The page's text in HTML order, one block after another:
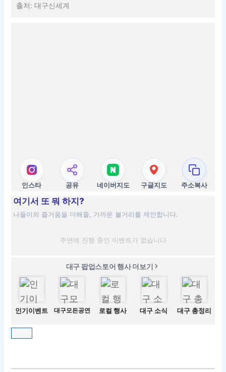
출처: 대구신세계
인스타 공유 네이버지도 구글지도 주소복사
여기서 또 뭐 하지?
나들이의 즐거움을 더해줄, 가까운 볼거리를 제안합니다.
주변에 진행 중인 이벤트가 없습니다
대구 팝업스토어 행사 더보기
인기이벤트 대구모든공연 로컬 행사 대구 소식 대구 총정리